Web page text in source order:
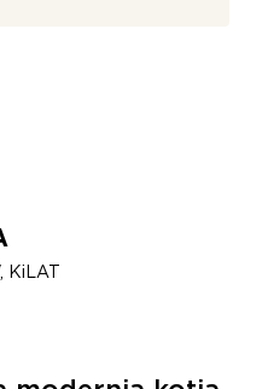
KiLAT